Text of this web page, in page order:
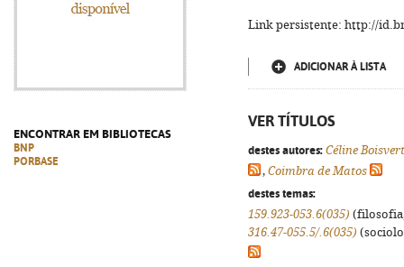
ENCONTRAR EM BIBLIOTECAS
BNP
PORBASE
Link persistente: http://
ADICIONAR À LISTA
VER TÍTULOS
destes autores: Céline Boisvert
, Coimbra de Matos
destes temas:
159.923-053.6(035)
316.47-055.5/.6(035)